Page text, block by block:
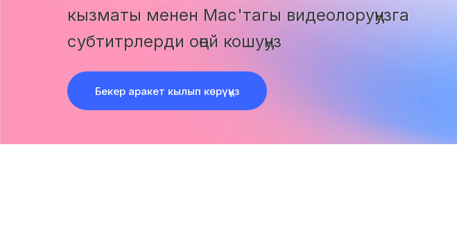
кызматы менен Mac'тагы видеолоруңузга
субтитрлерди оңой кошуңуз
Бекер аракет кылып көрүңүз